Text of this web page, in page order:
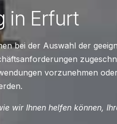
in Erfurt
bei der Auswahl der
vorzunehmen
wir Ihnen helfen können,